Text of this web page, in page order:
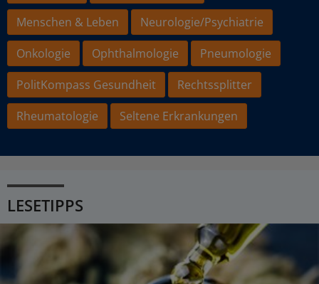
Menschen & Leben
Neurologie/Psychiatrie
Onkologie
Ophthalmologie
Pneumologie
PolitKompass Gesundheit
Rechtssplitter
Rheumatologie
Seltene Erkrankungen
LESETIPPS